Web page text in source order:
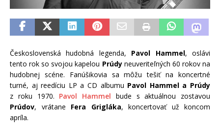
Československá hudobná legenda, Pavol Hammel, oslávi
tento rok so svojou kapelou Prúdyneuveriteľných 60 rokov na
hudobnej scéne. Fanúšikovia sa môžu tešiť na koncertné
turné, aj reedíciu LP a CD albumu Pavol Hammel a Prúdy
z roku 1970. Pavol Hammel bude s aktuálnou zostavou
Prúdov, vrátane Fera Grigláka, koncertovať už koncom
apríla.